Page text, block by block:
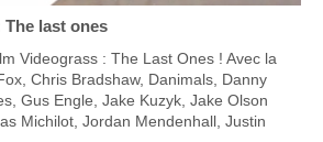
last ones
Videograss : The Last Ones ! Avec la
Chris Bradshaw, Danimals, Danny
Gus Engle, Jake Kuzyk, Jake Olson
Michilot, Jordan Mendenhall, Justin